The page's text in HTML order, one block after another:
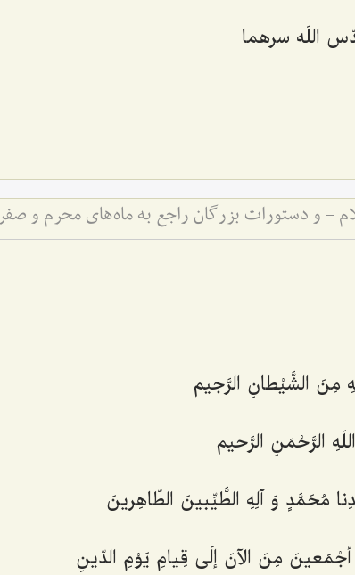
اللَه سرهما
- و دستورات بزرگان راجع به ماه‌های محرم و صفر
مِنَ الشَّیْطانِ الرَّجیم‌
الرَّحْمَنِ الرَّحیم‌
مُحَمَّدٍ وَ آلِهِ الطَّیِّبینَ الطّاهِرینَ‌
أجْمَعینَ مِنَ الآنَ إلَی قِیامِ یَوْمِ الدّینِ‌